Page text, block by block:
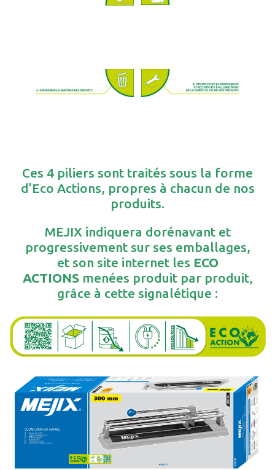
Ces 4 piliers sont traités sous la forme
d’Eco Actions, propres à chacun de nos
produits.
MEJIX indiquera dorénavant et
progressivement sur ses emballages,
et son site internet les ECO
ACTIONS menées produit par produit,
grâce à cette signalétique :